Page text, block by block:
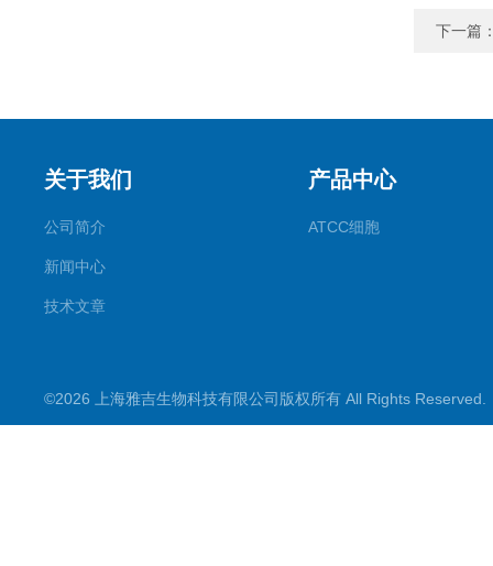
下一篇
关于我们
公司简介
新闻中心
技术文章
产品中心
ATCC细胞
©2026 上海雅吉生物科技有限公司版权所有 All Rights